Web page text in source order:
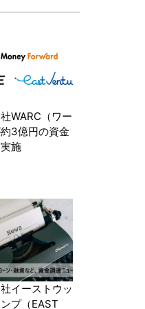
WARC（ワー
3億円の資金
施
イーストウッ
プ（EAST